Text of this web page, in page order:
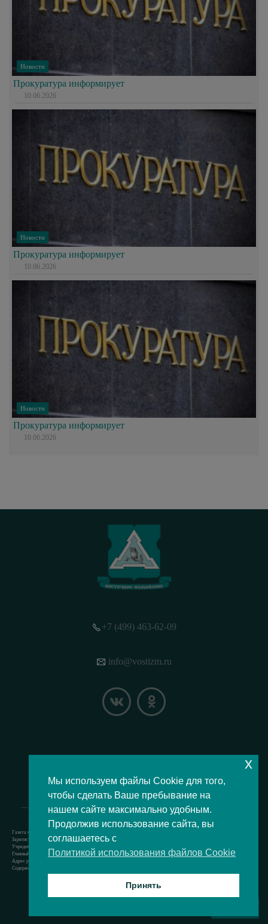
Новости
Прокуратура информирует
10.06.2026
Новости
Прокуратура информирует
10.06.2026
Новости
Прокуратура информирует
10.06.2026
+7 (499) 463-62-09
info@vostizm.ru
Газета муниципального округа Восточное Измайлово.
Зарегистрировано Роскомнадзором свидетельство Эл № ФС77-73364 от 24.07.2018 г.
Учредитель — аппарат Совета депутатов муниципального округа Восточное Измайлово.
Главный редактор — Кочерёжкин Н.А.
Адрес редакции: 105077, г. Москва, Измайловский бульвар, д. 50. т. +74994636209
Содержит материал возрастной категории 12+
Все права защищены © 2021
Мы используем файлы Cookie для того,
чтобы сделать Ваше пребывание на
нашем сайте максимально удобным.
Продолжив использование сайта, вы
соглашаетесь с
Политикой использования файлов Cookie
Принять
x